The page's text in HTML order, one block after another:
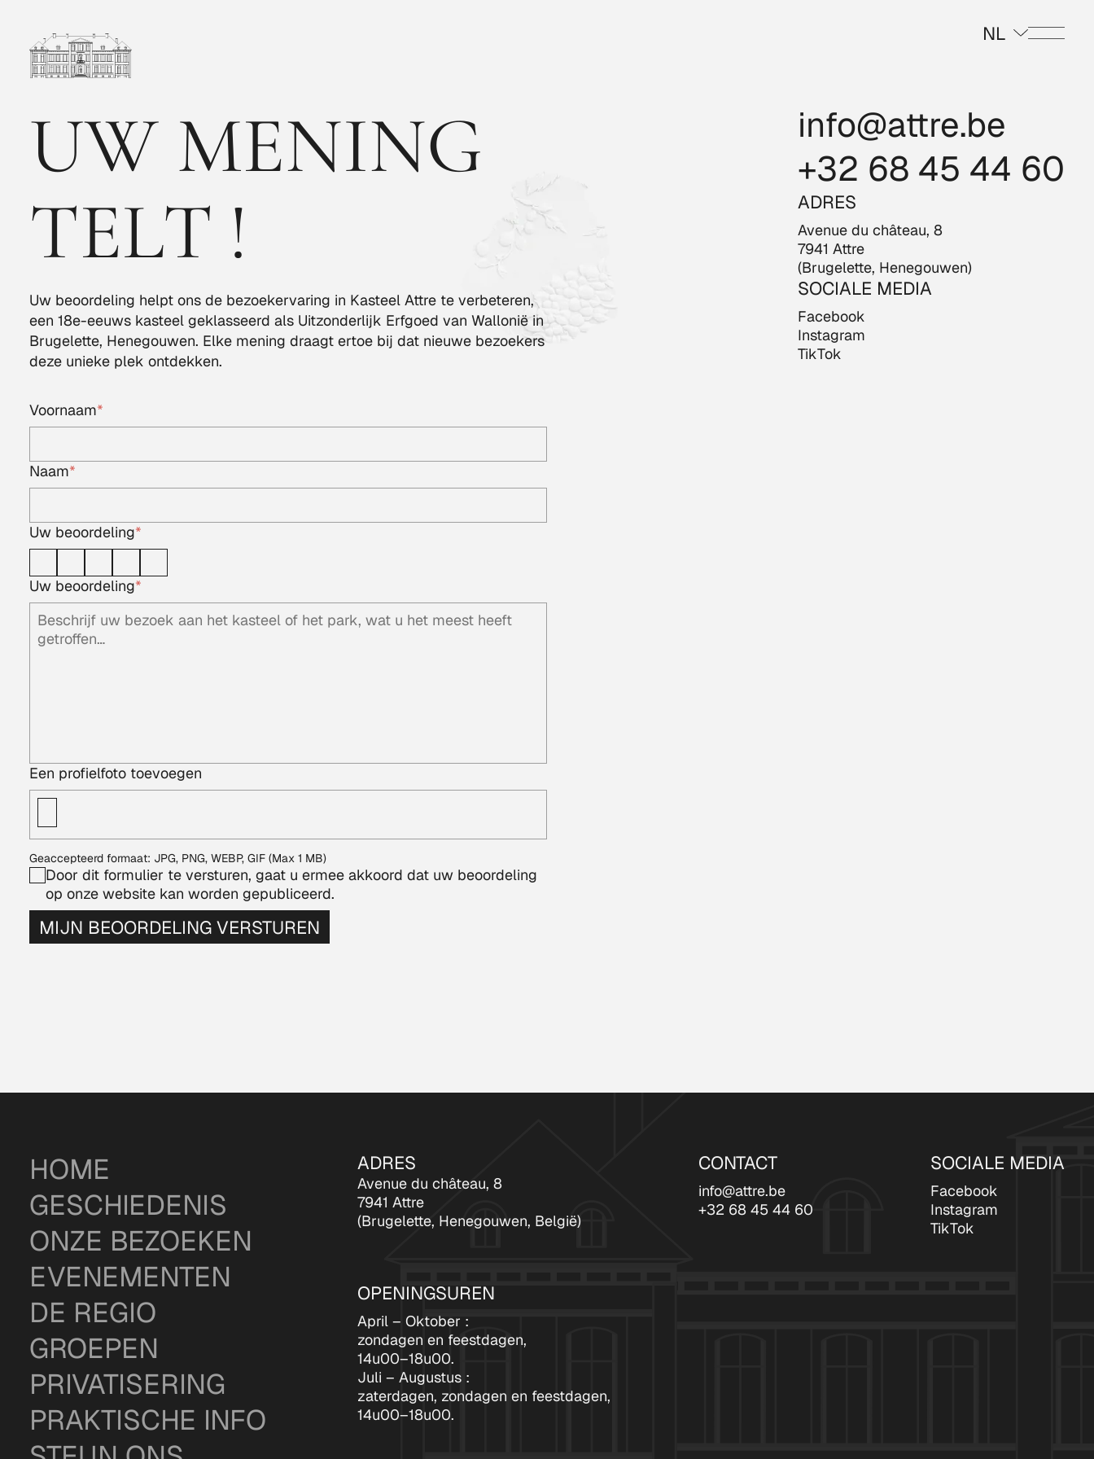
NL
UW MENING
TELT !
Uw beoordeling helpt ons de bezoekervaring in Kasteel Attre te verbeteren,
een 18e-eeuws kasteel geklasseerd als Uitzonderlijk Erfgoed van Wallonië in
Brugelette, Henegouwen. Elke mening draagt ertoe bij dat nieuwe bezoekers
deze unieke plek ontdekken.
Voornaam*
Naam*
Uw beoordeling*
Uw beoordeling*
Een profielfoto toevoegen
Geaccepteerd formaat: JPG, PNG, WEBP, GIF (Max 1 MB)
Door dit formulier te versturen, gaat u ermee akkoord dat uw beoordeling
op onze website kan worden gepubliceerd.
MIJN BEOORDELING VERSTUREN
info@attre.be
+32 68 45 44 60
ADRES
Avenue du château, 8
7941 Attre
(Brugelette, Henegouwen)
SOCIALE MEDIA
Facebook
Instagram
TikTok
HOME
GESCHIEDENIS
ONZE BEZOEKEN
EVENEMENTEN
DE REGIO
GROEPEN
PRIVATISERING
PRAKTISCHE INFO
OPENINGSUREN
April – Oktober :
zondagen en feestdagen,
14u00–18u00.
Juli – Augustus :
zaterdagen, zondagen en feestdagen,
14u00–18u00.
CONTACT
info@attre.be
+32 68 45 44 60
ADRES
Avenue du château, 8
7941 Attre
(Brugelette, Henegouwen, België)
SOCIALE MEDIA
Facebook
Instagram
TikTok